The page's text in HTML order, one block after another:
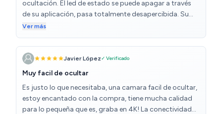
ocultación. El led de estado se puede apagar a través
de su aplicación, pasa totalmente desapercibida. Su
batería en grabación continua son unas 6 horas.
Permite grabación a través de sensor de movimiento,
consiguiendo alargar la batería y el tiempo de vigilancia
de la cámara. Apoyada por una powerbank tendremos
el dispositivo grabando por más de 24h. Incluye
soporte para colocación, cable de carga y manual de
instrucciones en castellano. Calidad 4k. Garantía de por
vida. Excelente vendedor
Ver más
Javier López✓ Verificado
Muy facil de ocultar
Es justo lo que necesitaba, una camara facil de ocultar,
estoy encantado con la compra, tiene mucha calidad
para lo pequeña que es, graba en 4K! La conectividad